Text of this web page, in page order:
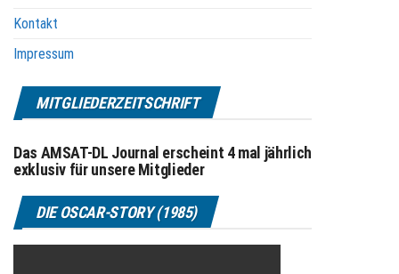
Kontakt
Impressum
MITGLIEDERZEITSCHRIFT
Das AMSAT-DL Journal erscheint 4 mal jährlich
exklusiv für unsere Mitglieder
DIE OSCAR-STORY (1985)